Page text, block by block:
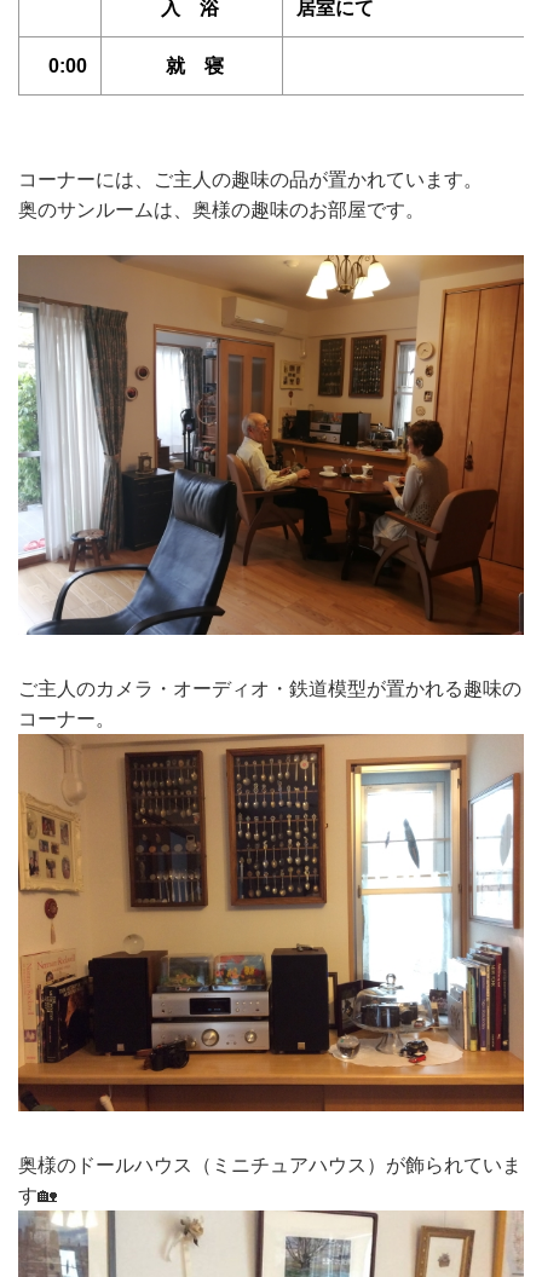
入 浴 居室にて
0:00 就 寝
コーナーには、ご主人の趣味の品が置かれています。
奥のサンルームは、奥様の趣味のお部屋です。
ご主人のカメラ・オーディオ・鉄道模型が置かれる趣味の
コーナー。
奥様のドールハウス（ミニチュアハウス）が飾られていま
す🏡